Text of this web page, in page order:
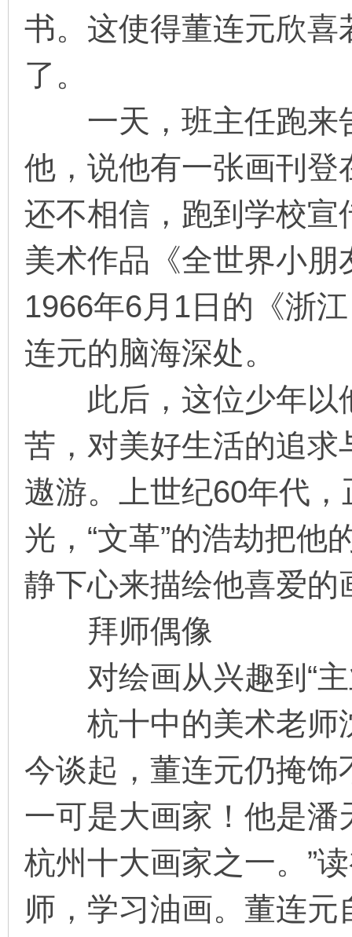
书。这使得董连元欣
了。
一天，班主任跑来
他，说他有一张画刊
还不相信，跑到学校
美术作品《全世界小
1966年6月1日的《浙
连元的脑海深处。
此后，这位少年以
苦，对美好生活的追
遨游。上世纪60年代
光，“文革”的浩劫把他
静下心来描绘他喜爱的
拜师偶像
对绘画从兴趣到“主
杭十中的美术老师
今谈起，董连元仍掩饰
一可是大画家！他是
杭州十大画家之一。”
师，学习油画。董连元